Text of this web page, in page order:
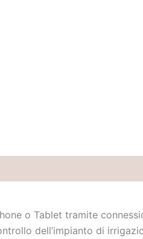
o Tablet tramite
dell’impianto di